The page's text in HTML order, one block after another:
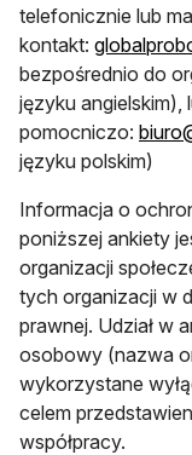
telefonicznie lub
kontakt:
bezpośrednio do
języku angielskim),
pomocniczo:
języku polskim)
Informacja o
poniższej ankiety
organizacji
tych organizacji w
prawnej. Udział w
osobowy (nazwa
wykorzystane
celem
współpracy.